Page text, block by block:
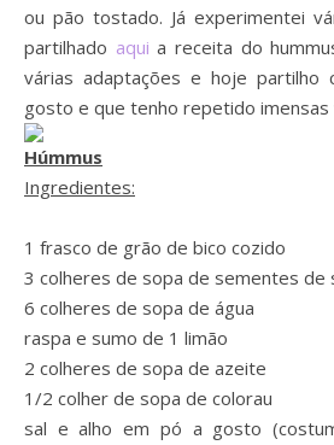
ou pão tostado. Já experimentei
partilhado aqui a receita do
várias adaptações e hoje partilho
gosto e que tenho repetido imensas
Húmmus
Ingredientes:
1 frasco de grão de bico cozido
3 colheres de sopa de sementes de
6 colheres de sopa de água
raspa e sumo de 1 limão
2 colheres de sopa de azeite
1/2 colher de sopa de colorau
sal e alho em pó a gosto